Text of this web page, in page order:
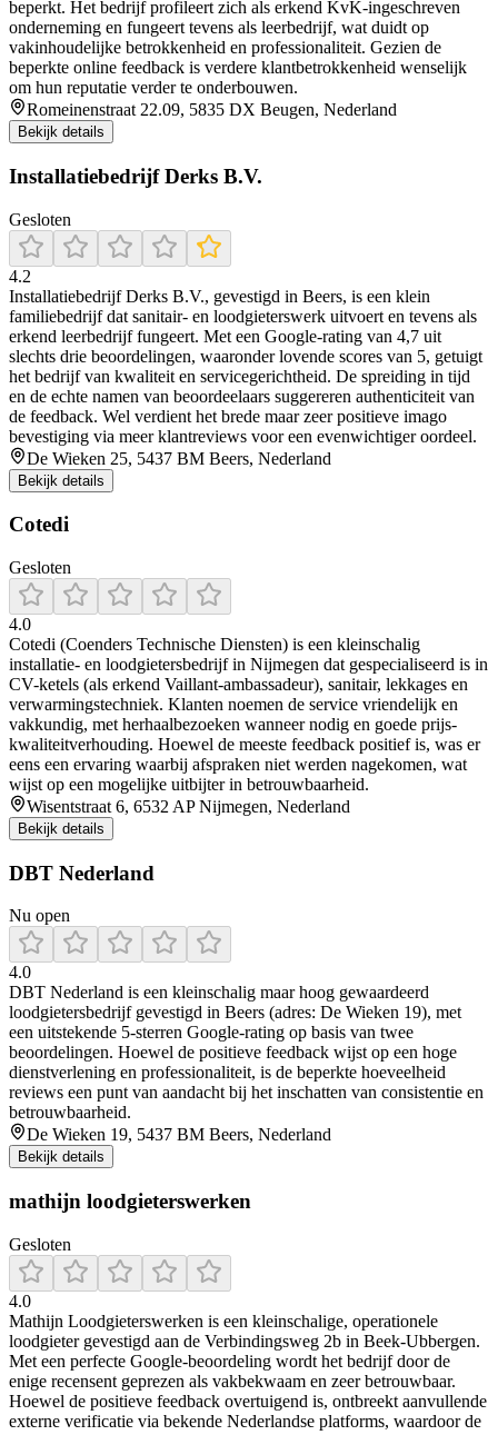
beperkt. Het bedrijf profileert zich als erkend KvK-ingeschreven
onderneming en fungeert tevens als leerbedrijf, wat duidt op
vakinhoudelijke betrokkenheid en professionaliteit. Gezien de
beperkte online feedback is verdere klantbetrokkenheid wenselijk
om hun reputatie verder te onderbouwen.
Romeinenstraat 22.09, 5835 DX Beugen, Nederland
Bekijk details
Installatiebedrijf Derks B.V.
Gesloten
4.2
Installatiebedrijf Derks B.V., gevestigd in Beers, is een klein
familiebedrijf dat sanitair- en loodgieterswerk uitvoert en tevens als
erkend leerbedrijf fungeert. Met een Google-rating van 4,7 uit
slechts drie beoordelingen, waaronder lovende scores van 5, getuigt
het bedrijf van kwaliteit en servicegerichtheid. De spreiding in tijd
en de echte namen van beoordeelaars suggereren authenticiteit van
de feedback. Wel verdient het brede maar zeer positieve imago
bevestiging via meer klantreviews voor een evenwichtiger oordeel.
De Wieken 25, 5437 BM Beers, Nederland
Bekijk details
Cotedi
Gesloten
4.0
Cotedi (Coenders Technische Diensten) is een kleinschalig
installatie- en loodgietersbedrijf in Nijmegen dat gespecialiseerd is in
CV-ketels (als erkend Vaillant-ambassadeur), sanitair, lekkages en
verwarmingstechniek. Klanten noemen de service vriendelijk en
vakkundig, met herhaalbezoeken wanneer nodig en goede prijs-
kwaliteitverhouding. Hoewel de meeste feedback positief is, was er
eens een ervaring waarbij afspraken niet werden nagekomen, wat
wijst op een mogelijke uitbijter in betrouwbaarheid.
Wisentstraat 6, 6532 AP Nijmegen, Nederland
Bekijk details
DBT Nederland
Nu open
4.0
DBT Nederland is een kleinschalig maar hoog gewaardeerd
loodgietersbedrijf gevestigd in Beers (adres: De Wieken 19), met
een uitstekende 5‑sterren Google‑rating op basis van twee
beoordelingen. Hoewel de positieve feedback wijst op een hoge
dienstverlening en professionaliteit, is de beperkte hoeveelheid
reviews een punt van aandacht bij het inschatten van consistentie en
betrouwbaarheid.
De Wieken 19, 5437 BM Beers, Nederland
Bekijk details
mathijn loodgieterswerken
Gesloten
4.0
Mathijn Loodgieterswerken is een kleinschalige, operationele
loodgieter gevestigd aan de Verbindingsweg 2b in Beek‑Ubbergen.
Met een perfecte Google‑beoordeling wordt het bedrijf door de
enige recensent geprezen als vakbekwaam en zeer betrouwbaar.
Hoewel de positieve feedback overtuigend is, ontbreekt aanvullende
externe verificatie via bekende Nederlandse platforms, waardoor de